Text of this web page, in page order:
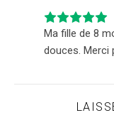
Ma fille de 8
douces. Merci